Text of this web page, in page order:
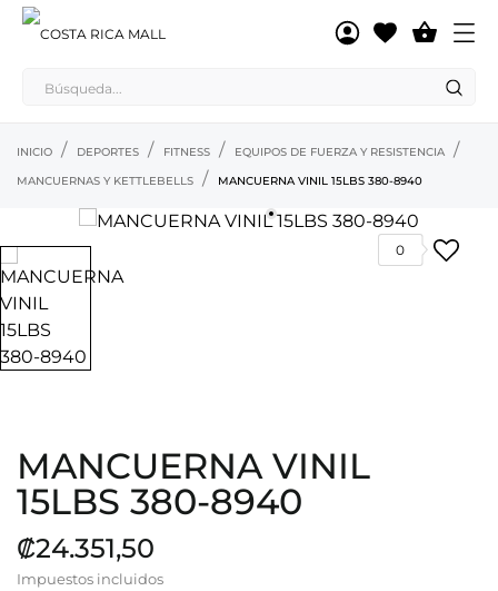

INICIO DEPORTES FITNESS
EQUIPOS DE FUERZA Y RESISTENCIA
MANCUERNAS Y KETTLEBELLS
MANCUERNA VINIL 15LBS 380-8940
0
MANCUERNA VINIL
15LBS 380-8940
₡24.351,50
Impuestos incluidos